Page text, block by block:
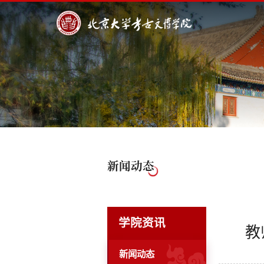
新闻动态
学院资讯
新闻动态